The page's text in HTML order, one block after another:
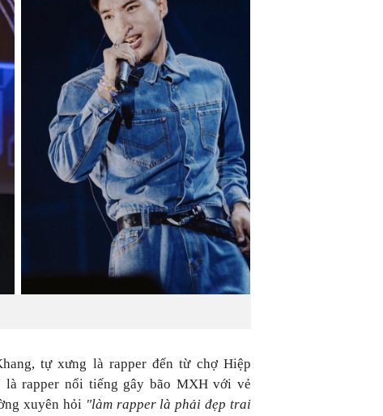
tự xưng là rapper đến từ chợ Hiệp
là rapper nổi tiếng gây bão MXH với vẻ
xuyên hỏi"làm rapper là phải đẹp trai